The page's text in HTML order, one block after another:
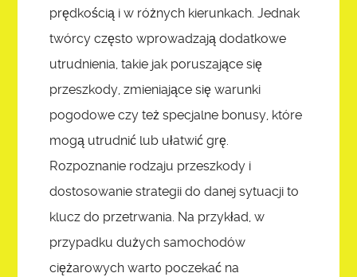
prędkością i w różnych kierunkach. Jednak
twórcy często wprowadzają dodatkowe
utrudnienia, takie jak poruszające się
przeszkody, zmieniające się warunki
pogodowe czy też specjalne bonusy, które
mogą utrudnić lub ułatwić grę.
Rozpoznanie rodzaju przeszkody i
dostosowanie strategii do danej sytuacji to
klucz do przetrwania. Na przykład, w
przypadku dużych samochodów
ciężarowych warto poczekać na